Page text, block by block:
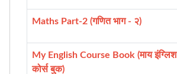
Maths Part-2 (गणित भाग - २)
My English Course Book (माय इंग्लिश
कोर्स बुक)